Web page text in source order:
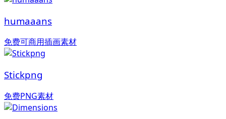
humaaans
免费可商用插画素材
Stickpng
免费PNG素材